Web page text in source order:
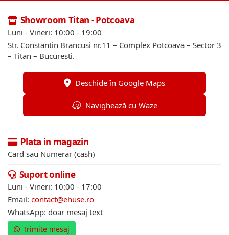
Showroom Titan - Potcoava
Luni - Vineri: 10:00 - 19:00
Str. Constantin Brancusi nr.11 – Complex Potcoava – Sector 3
– Titan – Bucuresti.
Deschide în Google Maps
Navighează cu Waze
Plata in magazin
Card sau Numerar (cash)
Suport online
Luni - Vineri: 10:00 - 17:00
Email: contact@ehuse.ro
WhatsApp: doar mesaj text
Trimite mesaj